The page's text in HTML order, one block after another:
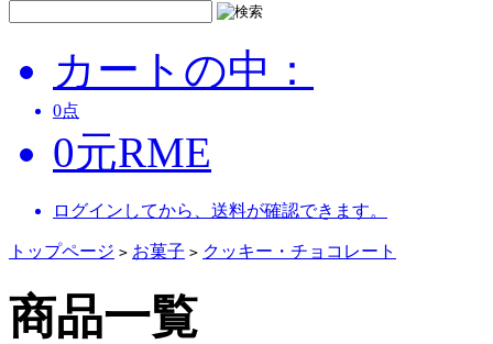
カートの中：
0点
0元RME
ログインしてから、送料が確認できます。
トップページ > お菓子 > クッキー・チョコレート
商品一覧